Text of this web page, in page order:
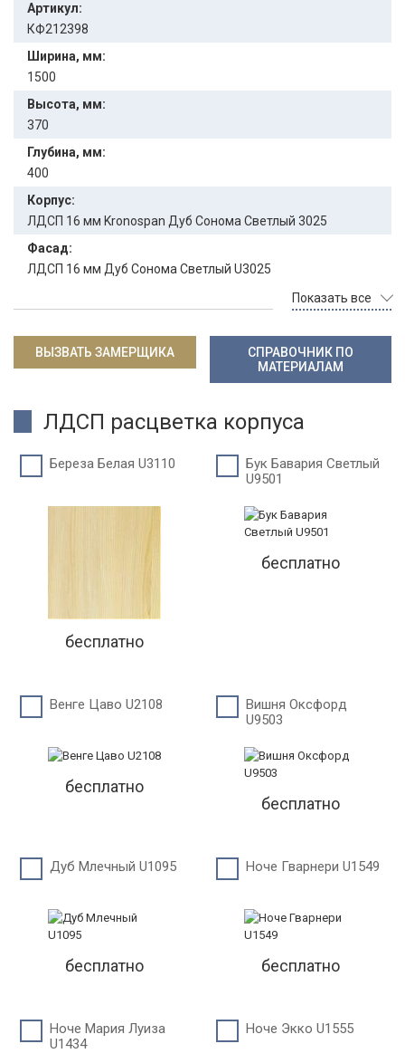
Артикул:
КФ212398
Ширина, мм:
1500
Высота, мм:
370
Глубина, мм:
400
Корпус:
ЛДСП 16 мм Kronospan Дуб Сонома Светлый 3025
Фасад:
ЛДСП 16 мм Дуб Сонома Светлый U3025
Показать все
ВЫЗВАТЬ ЗАМЕРЩИКА
СПРАВОЧНИК ПО
МАТЕРИАЛАМ
ЛДСП расцветка корпуса
Береза Белая U3110
бесплатно
Бук Бавария Светлый
U9501
бесплатно
Венге Цаво U2108
бесплатно
Вишня Оксфорд
U9503
бесплатно
Дуб Млечный U1095
бесплатно
Ноче Гварнери U1549
бесплатно
Ноче Мария Луиза
U1434
Ноче Экко U1555